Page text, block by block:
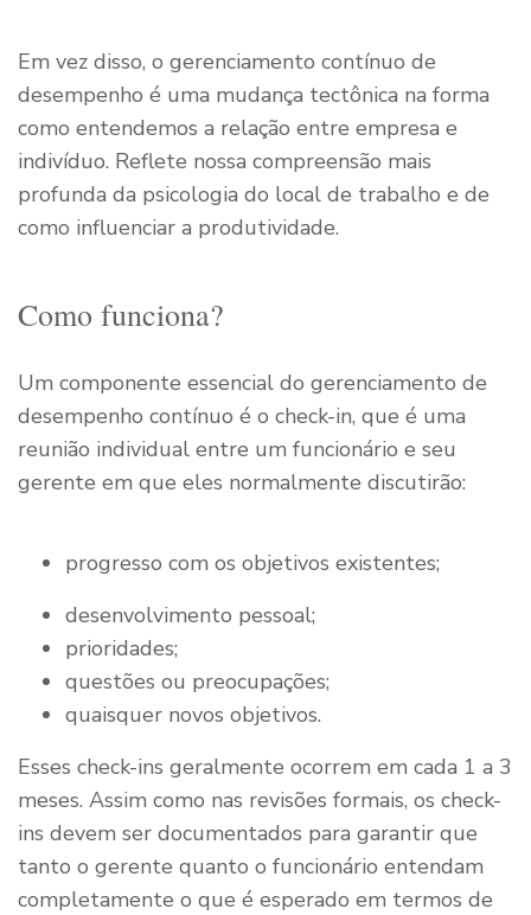
Em vez disso, o gerenciamento contínuo de
desempenho é uma mudança tectônica na forma
como entendemos a relação entre empresa e
indivíduo. Reflete nossa compreensão mais
profunda da psicologia do local de trabalho e de
como influenciar a produtividade.
Como funciona?
Um componente essencial do gerenciamento de
desempenho contínuo é o check-in, que é uma
reunião individual entre um funcionário e seu
gerente em que eles normalmente discutirão:
progresso com os objetivos existentes;
desenvolvimento pessoal;
prioridades;
questões ou preocupações;
quaisquer novos objetivos.
Esses check-ins geralmente ocorrem em cada 1 a 3
meses. Assim como nas revisões formais, os check-
ins devem ser documentados para garantir que
tanto o gerente quanto o funcionário entendam
completamente o que é esperado em termos de